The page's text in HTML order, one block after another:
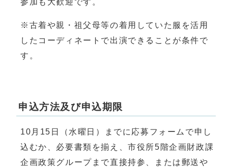
※古着や親・祖父母等の着用していた服を活用
したコーディネートで出演できることが条件で
す。
申込方法及び申込期限
10月15日（水曜日）までに応募フォームで申し
込むか、必要書類を揃え、市役所5階企画財政課
企画政策グループまで直接持参、または郵送や